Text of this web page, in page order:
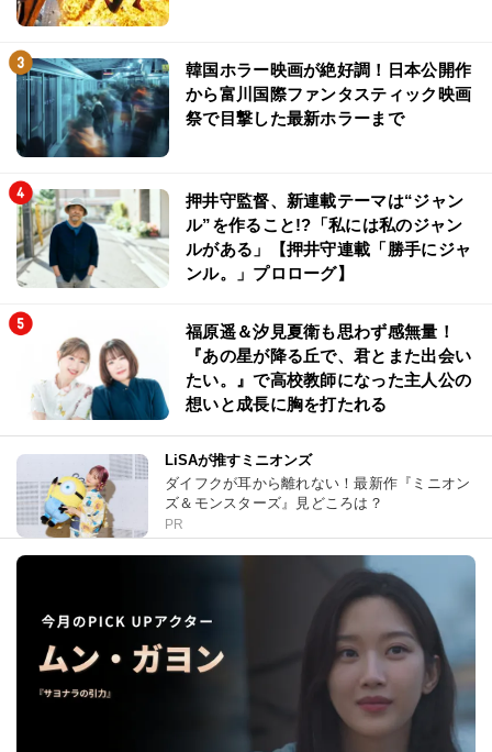
韓国ホラー映画が絶好調！日本公開作
から富川国際ファンタスティック映画
祭で目撃した最新ホラーまで
押井守監督、新連載テーマは“ジャン
ル”を作ること!?「私には私のジャン
ルがある」【押井守連載「勝手にジャ
ンル。」プロローグ】
福原遥＆汐見夏衛も思わず感無量！
『あの星が降る丘で、君とまた出会い
たい。』で高校教師になった主人公の
想いと成長に胸を打たれる
LiSAが推すミニオンズ
ダイフクが耳から離れない！最新作『ミニオン
ズ＆モンスターズ』見どころは？
PR